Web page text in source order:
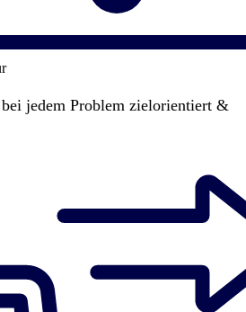
jedem Problem zielorientiert &